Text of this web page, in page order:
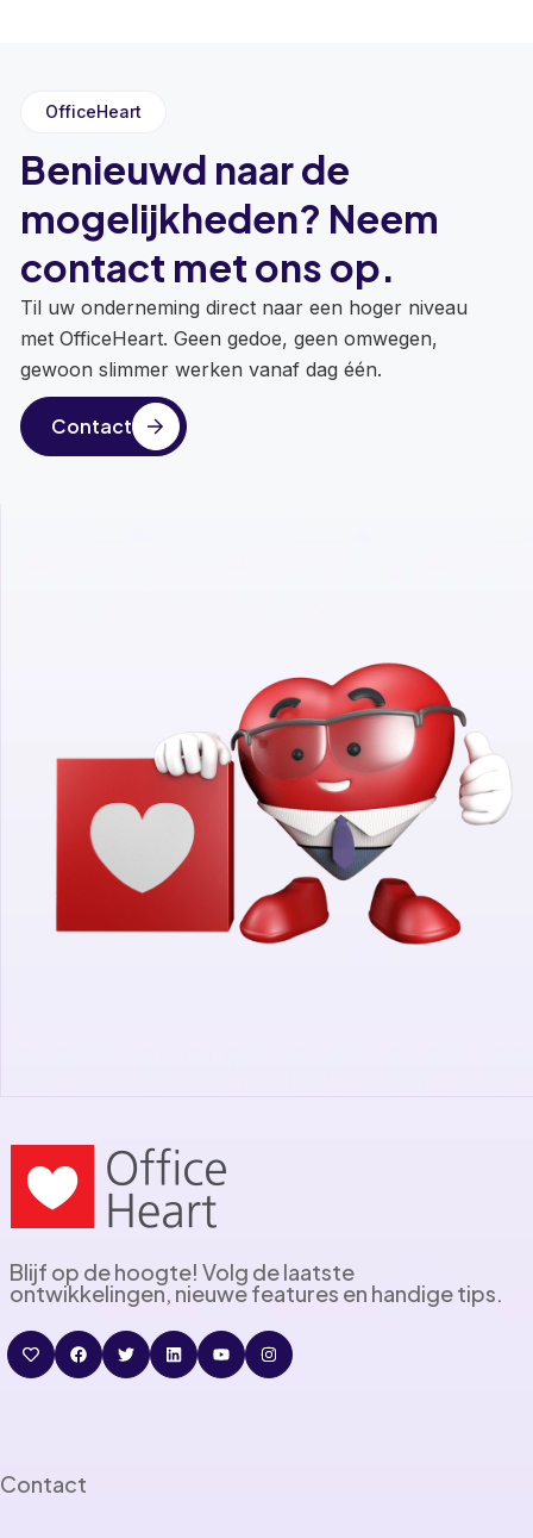
OfficeHeart
Benieuwd naar de
mogelijkheden? Neem
contact met ons op.
Til uw onderneming direct naar een hoger niveau
met OfficeHeart. Geen gedoe, geen omwegen,
gewoon slimmer werken vanaf dag één.
Contact
Blijf op de hoogte! Volg de laatste
ontwikkelingen, nieuwe features en handige tips.
Contact